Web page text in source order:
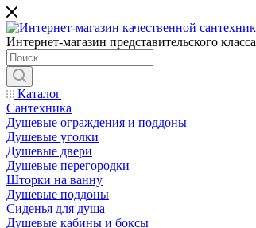
Интернет-магазин представительского класса
Каталог
Сантехника
Душевые ограждения и поддоны
Душевые уголки
Душевые двери
Душевые перегородки
Шторки на ванну
Душевые поддоны
Сиденья для душа
Душевые кабины и боксы